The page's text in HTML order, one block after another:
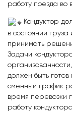
работу поезда во
Кондуктор
в состоянии
принимать
Задачи
должен быть
сменный график
время перевозки
работу